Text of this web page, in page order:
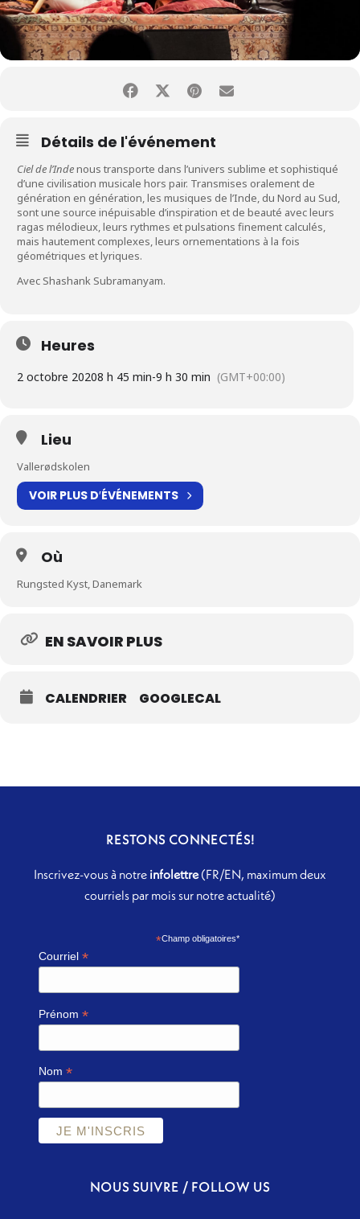
Détails de l'événement
Ciel de l’Indenous transporte dans l’univers sublime et sophistiqué
d’une civilisation musicale hors pair. Transmises oralement de
génération en génération, les musiques de l’Inde, du Nord au Sud,
sont une source inépuisable d’inspiration et de beauté avec leurs
ragas mélodieux, leurs rythmes et pulsations finement calculés,
mais hautement complexes, leurs ornementations à la fois
géométriques et lyriques.
Avec Shashank Subramanyam.
Heures
2 octobre 20208 h 45 min-9 h 30 min (GMT+00:00)
Lieu
Vallerødskolen
VOIR PLUS D′ÉVÉNEMENTS
Où
Rungsted Kyst, Danemark
EN SAVOIR PLUS
CALENDRIER GOOGLECAL
RESTONS CONNECTÉS!
Inscrivez-vous à notre infolettre(FR/EN, maximum deux
courriels par mois sur notre actualité)
*Champ obligatoires*
Courriel*
Prénom*
Nom*
NOUS SUIVRE / FOLLOW US